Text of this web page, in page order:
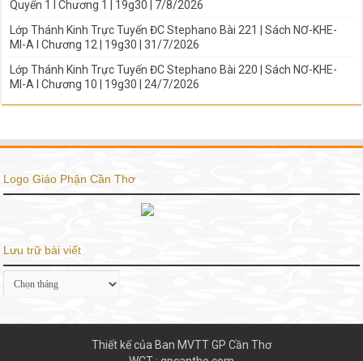
Quyển 1 I Chương 1 | 19g30 | 7/8/2026
Lớp Thánh Kinh Trực Tuyến ĐC Stephano Bài 221 | Sách NƠ-KHE-
MI-A I Chương 12 | 19g30 | 31/7/2026
Lớp Thánh Kinh Trực Tuyến ĐC Stephano Bài 220 | Sách NƠ-KHE-
MI-A I Chương 10 | 19g30 | 24/7/2026
Logo Giáo Phận Cần Thơ
Lưu trữ bài viết
Lưu
trữ
Thiết kế của Ban MVTT GP Cần Thơ